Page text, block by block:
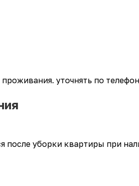
уточнять по
после уборки квартиры при